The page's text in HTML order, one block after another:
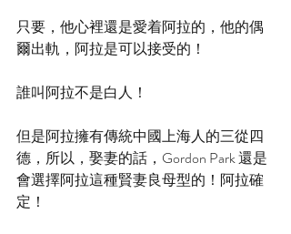
只要，他心裡還是愛着阿拉的，他的偶
爾出軌，阿拉是可以接受的！
誰叫阿拉不是白人！
但是阿拉擁有傳統中國上海人的三從四
德，所以，娶妻的話，Gordon Park 還是
會選擇阿拉這種賢妻良母型的！阿拉確
定！